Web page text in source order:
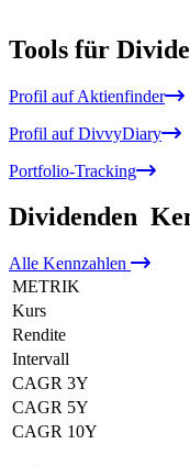
Tools für
Profil auf Aktienfinder
Profil auf DivvyDiary
Portfolio-Tracking
Dividenden
Alle Kennzahlen
METRIK
Kurs
Rendite
Intervall
CAGR 3Y
CAGR 5Y
CAGR 10Y